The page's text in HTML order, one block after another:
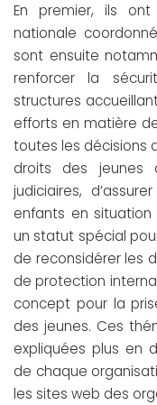
En premier, ils ont
nationale
sont ensuite
renforcer la
structures
efforts en matière
toutes les décisions
droits des jeunes
judiciaires,
enfants en
un statut spécial
de reconsidérer les
de protection
concept pour la
des jeunes. Ces
expliquées plus en
de chaque
les sites web des